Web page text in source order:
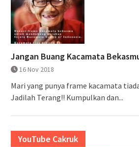
Jangan Buang Kacamata
16 Nov 2018
Mari yang punya frame kacamata
Jadilah Terang!! Kumpulkan dan...
YouTube Cakruk